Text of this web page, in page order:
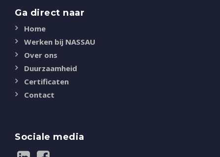
Ga direct naar
Home
Werken bij NASSAU
Over ons
Duurzaamheid
Certificaten
Contact
Sociale media